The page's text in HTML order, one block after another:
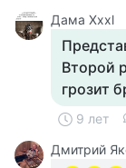
Дама Хххl
Второй
грозит
9 лет
Дмитрий